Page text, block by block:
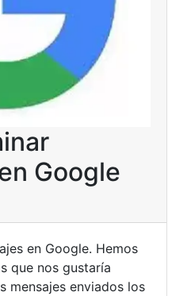
Google
en Google. Hemos
que nos gustaría
mensajes enviados los